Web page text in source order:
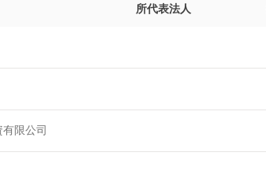
所代表法人
限公司